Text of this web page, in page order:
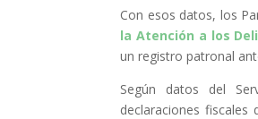
Con esos datos, los
la Atención a los
un registro patronal
Según datos del
declaraciones